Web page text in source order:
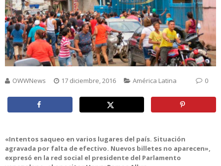
OWWNews 17 diciembre, 2016 América Latina 0
«Intentos saqueo en varios lugares del país. Situación
agravada por falta de efectivo. Nuevos billetes no aparecen»,
expresó en la red social el presidente del Parlamento